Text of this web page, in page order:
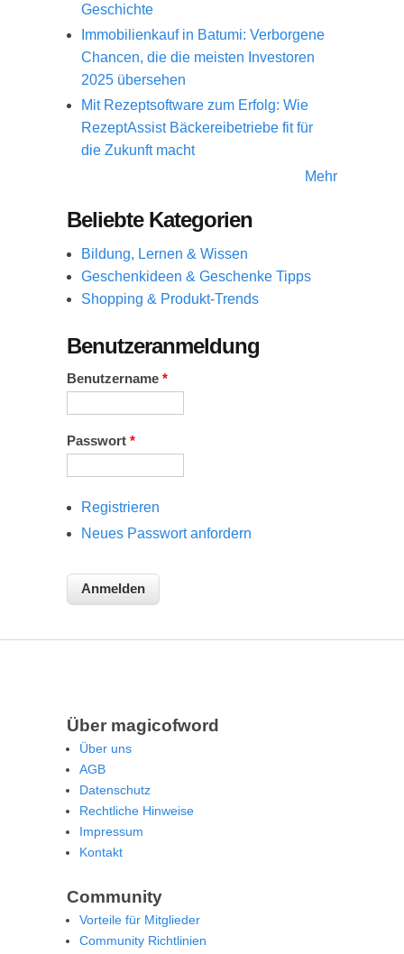
Geschichte
Immobilienkauf in Batumi: Verborgene
Chancen, die die meisten Investoren
2025 übersehen
Mit Rezeptsoftware zum Erfolg: Wie
RezeptAssist Bäckereibetriebe fit für
die Zukunft macht
Mehr
Beliebte Kategorien
Bildung, Lernen & Wissen
Geschenkideen & Geschenke Tipps
Shopping & Produkt-Trends
Benutzeranmeldung
Benutzername *
Passwort *
Registrieren
Neues Passwort anfordern
Über magicofword
Über uns
AGB
Datenschutz
Rechtliche Hinweise
Impressum
Kontakt
Community
Vorteile für Mitglieder
Community Richtlinien